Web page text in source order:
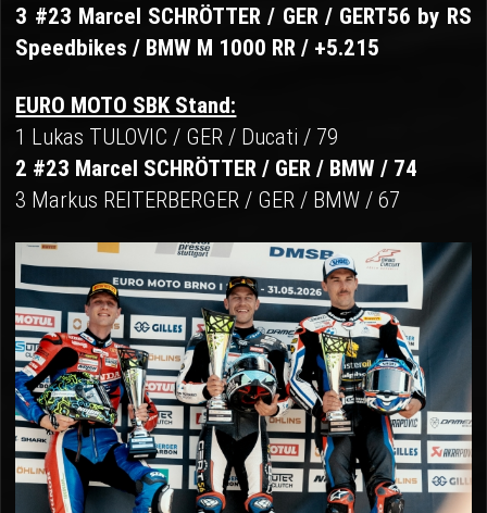
3 #23 Marcel SCHRÖTTER / GER / GERT56 by RS
Speedbikes / BMW M 1000 RR / +5.215
EURO MOTO SBK Stand:
1 Lukas TULOVIC / GER / Ducati / 79
2 #23 Marcel SCHRÖTTER / GER / BMW / 74
3 Markus REITERBERGER / GER / BMW / 67